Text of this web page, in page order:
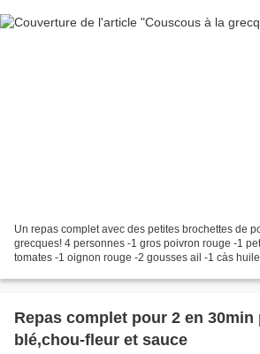
Un repas complet avec des petites brochettes de
grecques! 4 personnes -1 gros poivron rouge -1
tomates -1 oignon rouge -2 gousses ail -1 càs
Repas complet pour 2 en 30min
blé,chou-fleur et sauce